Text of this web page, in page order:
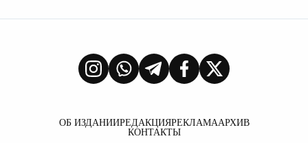
ОБ ИЗДАНИИРЕДАКЦИЯРЕКЛАМААРХИВ
КОНТАКТЫ